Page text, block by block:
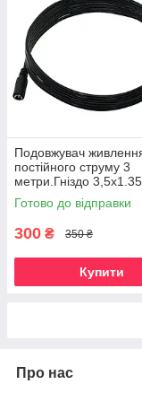
Подовжувач
постійного струму 3
метри.Гніздо
Дріт для камер
відеоспостереження
Готово до відправки
300 ₴ 350 ₴
Купити
Про нас